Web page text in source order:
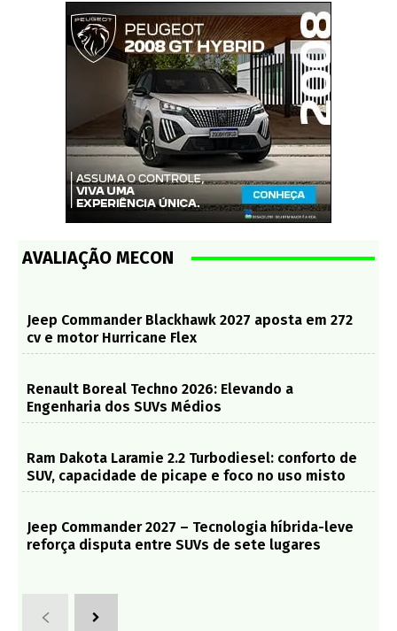
AVALIAÇÃO MECON
Jeep Commander Blackhawk 2027 aposta em 272
cv e motor Hurricane Flex
Renault Boreal Techno 2026: Elevando a
Engenharia dos SUVs Médios
Ram Dakota Laramie 2.2 Turbodiesel: conforto de
SUV, capacidade de picape e foco no uso misto
Jeep Commander 2027 – Tecnologia híbrida-leve
reforça disputa entre SUVs de sete lugares